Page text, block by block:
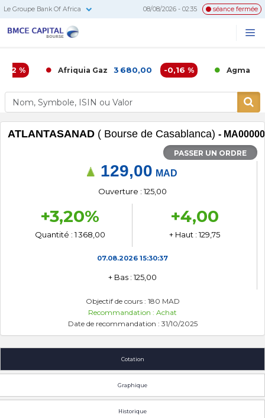
Le Groupe Bank Of Africa 08/08/2026 - 02:35 séance fermée
% Afriquia Gaz 3 680,00 -0,16 % Agma 6
ATLANTASANAD ( Bourse de Casablanca) -
PASSER UN ORDRE
129,00 MAD
Ouverture : 125,00
+3,20%
Quantité : 1 368,00
+4,00
+ Haut : 129,75
07.08.2026 15:30:37
+ Bas : 125,00
Objectif de cours : 180 MAD
Recommandation : Achat
Date de recommandation : 31/10/2025
Cotation
Graphique
Historique